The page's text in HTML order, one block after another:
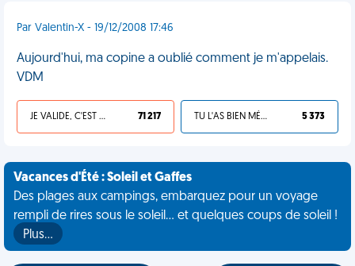
Par Valentin-X - 19/12/2008 17:46
Aujourd'hui, ma copine a oublié comment je m'appelais.
VDM
JE VALIDE, C'EST UNE VDM 71 217 TU L'AS BIEN MÉRITÉ 5 373
Vacances d'Été : Soleil et Gaffes
Des plages aux campings, embarquez pour un voyage
rempli de rires sous le soleil... et quelques coups de soleil !
Plus…